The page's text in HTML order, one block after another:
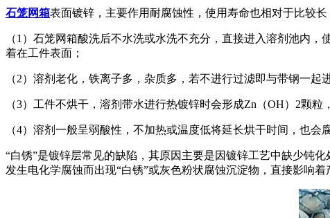
石笼网箱表面镀锌，主要作用耐腐蚀性，使用寿命也相对于比较
（1）石笼网箱酸洗后不水洗或水洗不充分，直接进入溶剂池内
着在工件表面；
（2）溶剂老化，铁离子多，杂质多，若不进行过滤即与带钢一
（3）工件不烘干，溶剂带水进行热镀锌时会形成Zn（OH）2颗粒
（4）溶剂一般呈弱酸性，不加热或温度低将延长烘干时间，也
“白锈”是镀锌层常见的缺陷，其原因主要是因镀锌工艺中缺少钝
发生电化学腐蚀而出现“白锈”或灰色粉状腐蚀沉淀物，直接影响